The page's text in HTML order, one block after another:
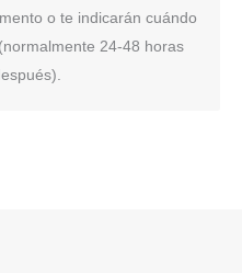
o te indicarán cuándo
24-48 horas